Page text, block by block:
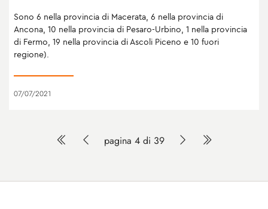
Sono 6 nella provincia di Macerata, 6 nella provincia di
Ancona, 10 nella provincia di Pesaro-Urbino, 1 nella provincia
di Fermo, 19 nella provincia di Ascoli Piceno e 10 fuori
regione).
07/07/2021
pagina 4 di 39